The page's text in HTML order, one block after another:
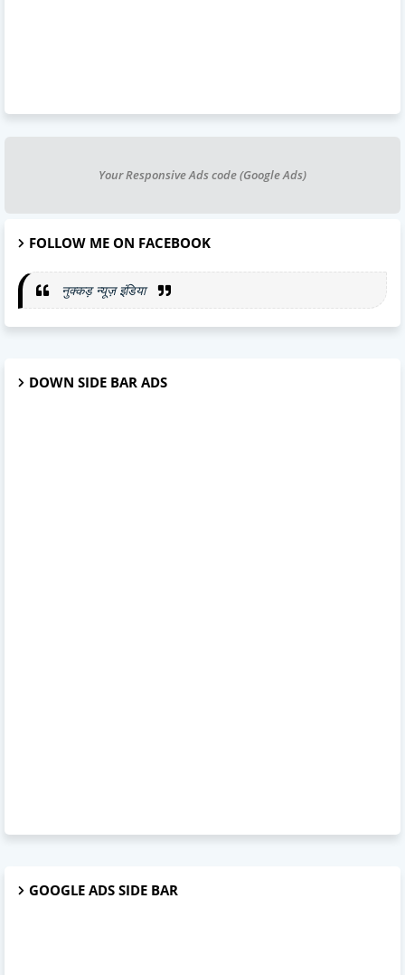
Your Responsive Ads code (Google Ads)
FOLLOW ME ON FACEBOOK
नुक्कड़ न्यूज़ इंडिया
DOWN SIDE BAR ADS
GOOGLE ADS SIDE BAR